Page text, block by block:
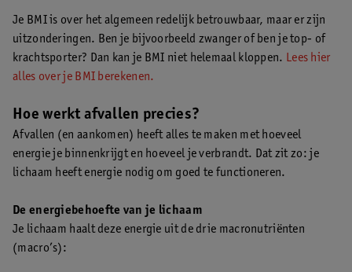
Je BMI is over het algemeen redelijk betrouwbaar, maar er zijn
uitzonderingen. Ben je bijvoorbeeld zwanger of ben je top- of
krachtsporter? Dan kan je BMI niet helemaal kloppen. Lees hier
alles over je BMI berekenen.
Hoe werkt afvallen precies?
Afvallen (en aankomen) heeft alles te maken met hoeveel
energie je binnenkrijgt en hoeveel je verbrandt. Dat zit zo: je
lichaam heeft energie nodig om goed te functioneren.
De energiebehoefte van je lichaam
Je lichaam haalt deze energie uit de drie macronutriënten
(macro’s):